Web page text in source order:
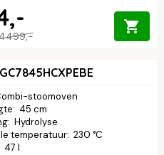
stoomoven
: 45 cm
: Hydrolyse
temperatuur: 230 °C
47 l